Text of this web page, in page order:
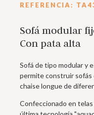
REFERENCIA:
Sofá modular
Con pata alta
Sofá de tipo modular y
permite construir sofás
chaise longue de
Confeccionado en